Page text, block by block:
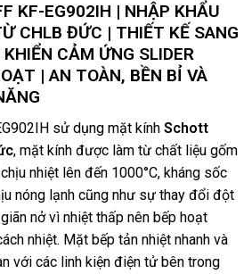
KF-EG902IH | NHẬP KHẨU
CHLB ĐỨC | THIẾT KẾ SANG
CẢM ỨNG SLIDER
| AN TOÀN, BỀN BỈ VÀ
sử dụng mặt kính Schott
, mặt kính được làm từ chất liệu gốm
nhiệt lên đến 1000°C, kháng sốc
nóng lạnh cũng như sự thay đổi đột
nở vì nhiệt thấp nên bếp hoạt
nhiệt. Mặt bếp tản nhiệt nhanh và
với các linh kiện điện tử bên trong